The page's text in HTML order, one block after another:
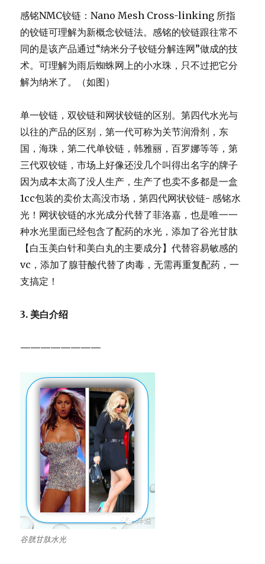
感铭NMC铰链：Nano Mesh Cross-linking 所指
的铰链可理解为新概念铰链法。感铭的铰链跟往常不
同的是该产品通过“纳米分子铰链分解连网”做成的技
术。可理解为雨后蜘蛛网上的小水珠，只不过把它分
解为纳米了。（如图）
单一铰链，双铰链和网状铰链的区别。第四代水光与
以往的产品的区别，第一代可称为关节润滑剂，东
国，海珠，第二代单铰链，韩雅丽，百罗娜等等，第
三代双铰链，市场上好像还没几个叫得出名字的牌子
因为成本太高了没人生产，生产了也卖不多都是一盒
1cc包装的卖价太高没市场，第四代网状铰链- 感铭水
光！网状铰链的水光成分代替了菲洛嘉，也是唯一一
种水光里面已经包含了配药的水光，添加了谷光甘肽
【白玉美白针和美白丸的主要成分】代替容易敏感的
vc，添加了腺苷酸代替了肉毒，无需再重复配药，一
支搞定！
3. 美白介绍
————————
谷胱甘肽水光